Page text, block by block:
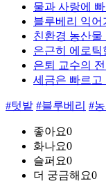
물과 사랑에
블루베리 익어
친환경 농산물
은근히 에로틱
은퇴 교수의
세금은 빠르고
#텃밭 #블루베리 #
좋아요0
화나요0
슬퍼요0
더 궁금해요0